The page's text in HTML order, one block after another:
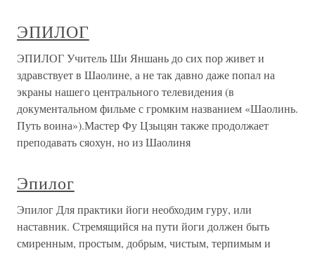
ЭПИЛОГ
ЭПИЛОГ Учитель Ши Яншань до сих пор живет и
здравствует в Шаолине, а не так давно даже попал на
экраны нашего центрального телевидения (в
документальном фильме с громким названием «Шаолинь.
Путь воина»).Мастер Фу Цзыцян также продолжает
преподавать сяохун, но из Шаолиня
Эпилог
Эпилог Для практики йоги необходим гуру, или
наставник. Стремящийся на пути йоги должен быть
смиренным, простым, добрым, чистым, терпимым и